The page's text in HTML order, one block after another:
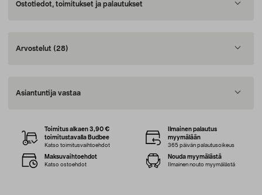
Ostotiedot, toimitukset ja palautukset
Arvostelut (28)
Asiantuntija vastaa
Toimitus alkaen 3,90 €
toimitustavalla Budbee
Katso toimitusvaihtoehdot
Ilmainen palautus
myymälään
365 päivän palautusoikeus
Maksuvaihtoehdot
Katso ostoehdot
Nouda myymälästä
Ilmainen nouto myymälästä